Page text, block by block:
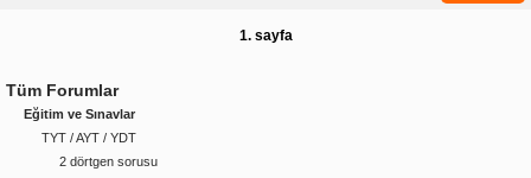
1. sayfa
Tüm Forumlar
Eğitim ve Sınavlar
TYT / AYT / YDT
2 dörtgen sorusu